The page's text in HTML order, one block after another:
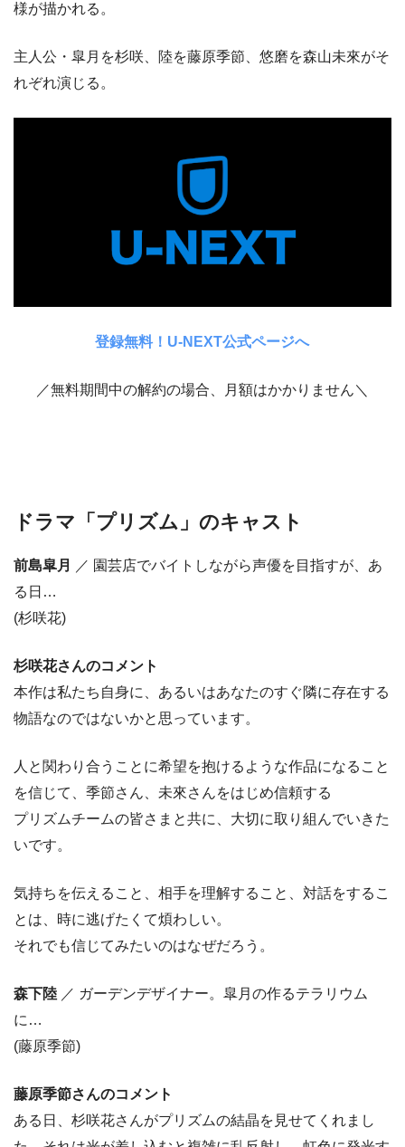
様が描かれる。
主人公・皐月を杉咲、陸を藤原季節、悠磨を森山未來がそ
れぞれ演じる。
登録無料！U-NEXT公式ページへ
／無料期間中の解約の場合、月額はかかりません＼
ドラマ「プリズム」のキャスト
前島皐月
／ 園芸店でバイトしながら声優を目指すが、あ
る日…
(杉咲花)
杉咲花さんのコメント
本作は私たち自身に、あるいはあなたのすぐ隣に存在する
物語なのではないかと思っています。
人と関わり合うことに希望を抱けるような作品になること
を信じて、季節さん、未來さんをはじめ信頼する
プリズムチームの皆さまと共に、大切に取り組んでいきた
いです。
気持ちを伝えること、相手を理解すること、対話をするこ
とは、時に逃げたくて煩わしい。
それでも信じてみたいのはなぜだろう。
森下陸 ／ ガーデンデザイナー。皐月の作るテラリウム
に…
(藤原季節)
藤原季節さんのコメント
ある日、杉咲花さんがプリズムの結晶を見せてくれまし